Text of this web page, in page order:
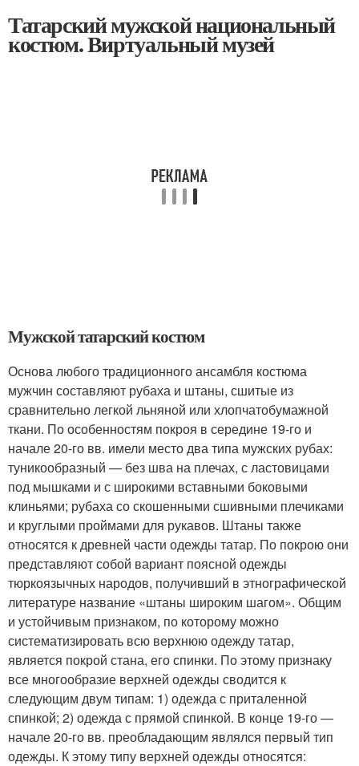
Татарский мужской национальный
костюм. Виртуальный музей
Мужской татарский костюм
Основа любого традиционного ансамбля костюма
мужчин составляют рубаха и штаны, сшитые из
сравнительно легкой льняной или хлопчатобумажной
ткани. По особенностям покроя в середине 19-го и
начале 20-го вв. имели место два типа мужских рубах:
туникообразный — без шва на плечах, с ластовицами
под мышками и с широкими вставными боковыми
клиньями; рубаха со скошенными сшивными плечиками
и круглыми проймами для рукавов. Штаны также
относятся к древней части одежды татар. По покрою они
представляют собой вариант поясной одежды
тюркоязычных народов, получивший в этнографической
литературе название «штаны широким шагом». Общим
и устойчивым признаком, по которому можно
систематизировать всю верхнюю одежду татар,
является покрой стана, его спинки. По этому признаку
все многообразие верхней одежды сводится к
следующим двум типам: 1) одежда с приталенной
спинкой; 2) одежда с прямой спинкой. В конце 19-го —
начале 20-го вв. преобладающим являлся первый тип
одежды. К этому типу верхней одежды относятся: